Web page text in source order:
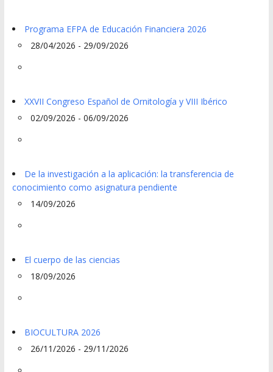
Programa EFPA de Educación Financiera 2026
28/04/2026 - 29/09/2026
XXVII Congreso Español de Ornitología y VIII Ibérico
02/09/2026 - 06/09/2026
De la investigación a la aplicación: la transferencia de
conocimiento como asignatura pendiente
14/09/2026
El cuerpo de las ciencias
18/09/2026
BIOCULTURA 2026
26/11/2026 - 29/11/2026